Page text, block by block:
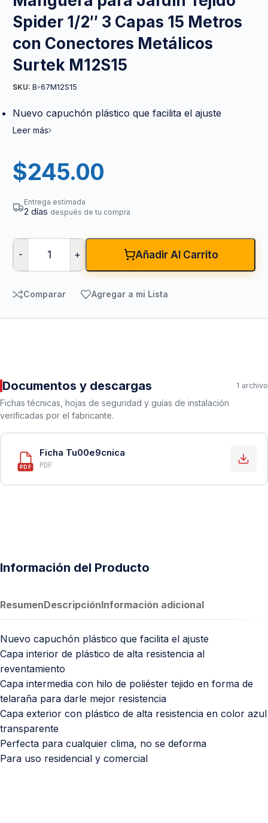
Spider 1/2″ 3 Capas 15 Metros
con Conectores Metálicos
Surtek M12S15
SKU: B-67M12S15
Nuevo capuchón plástico que facilita el ajuste
Leer más
$245.00
Entrega estimada
2 días después de tu compra
- + Añadir Al Carrito
Comparar Agregar a mi Lista
Documentos y descargas 1 archivo
Fichas técnicas, hojas de seguridad y guías de instalación
verificadas por el fabricante.
PDF
Ficha Tu00e9cnica
PDF
Información del Producto
ResumenDescripciónInformación adicional
Nuevo capuchón plástico que facilita el ajuste
Capa interior de plástico de alta resistencia al
reventamiento
Capa intermedia con hilo de poliéster tejido en forma de
telaraña para darle mejor resistencia
Capa exterior con plástico de alta resistencia en color azul
transparente
Perfecta para cualquier clima, no se deforma
Para uso residencial y comercial